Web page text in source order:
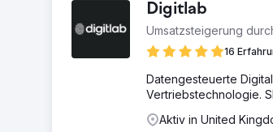
Digitlab
Umsatzsteigerung
16
Datengesteuerte
Vertriebstechnologie.
Aktiv in United